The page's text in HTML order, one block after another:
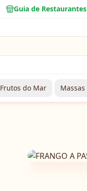
Guia de Restaurantes
Frutos do Mar Massas